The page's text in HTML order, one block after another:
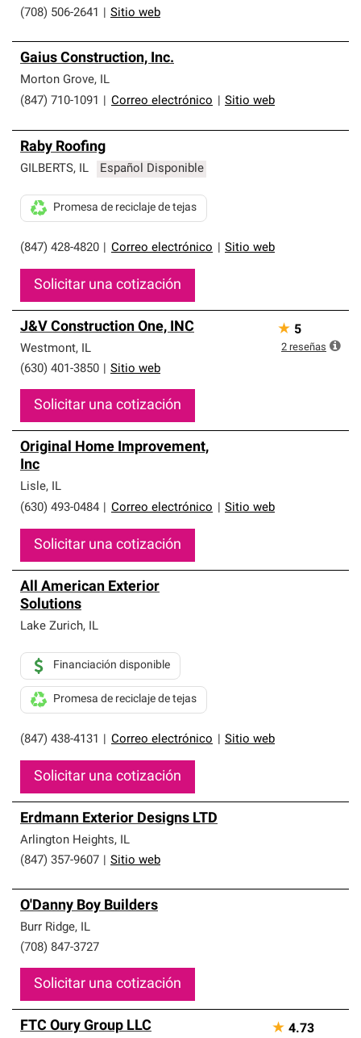
(708) 506-2641
Sitio web
Gaius Construction, Inc.
Morton Grove, IL
(847) 710-1091
Correo electrónico Sitio web
Raby Roofing
GILBERTS, IL Español Disponible
(847) 428-4820 Correo electrónico Sitio web
Promesa de reciclaje de tejas
Solicitar una cotización
J&V Construction One, INC
Westmont, IL
(630) 401-3850
Sitio web
Solicitar una cotización
★ 5
2 reseñas
Original Home Improvement,
Inc
Lisle, IL
(630) 493-0484
Correo electrónico Sitio web
Solicitar una cotización
All American Exterior
Solutions
Lake Zurich, IL
(847) 438-4131 Correo electrónico Sitio web
Financiación disponible
Promesa de reciclaje de tejas
Solicitar una cotización
Erdmann Exterior Designs LTD
Arlington Heights, IL
(847) 357-9607
Sitio web
O'Danny Boy Builders
Burr Ridge, IL
(708) 847-3727
Solicitar una cotización
FTC Oury Group LLC ★ 4.73